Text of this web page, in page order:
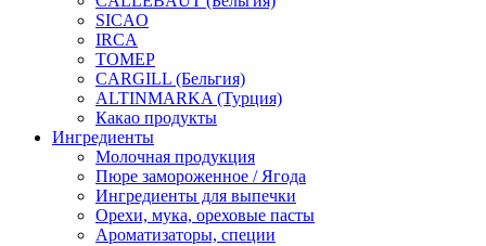
SICAO
IRCA
ТОМЕР
CARGILL (Бельгия)
ALTINMARKA (Турция)
Какао продукты
Ингредиенты
Молочная продукция
Пюре замороженное / Ягода
Ингредиенты для выпечки
Орехи, мука, ореховые пасты
Ароматизаторы, специи